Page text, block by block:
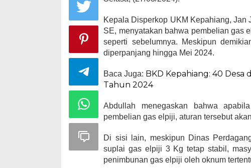
Kepala Disperkop UKM Kepahiang,
SE, menyatakan bahwa pembelian gas
seperti sebelumnya. Meskipun
diperpanjang hingga Mei 2024.
Baca Juga: BKD Kepahiang: 40 Desa
Tahun 2024
Abdullah menegaskan bahwa
pembelian gas elpiji, aturan tersebut
Di sisi lain, meskipun Dinas
suplai gas elpiji 3 Kg tetap stabil,
penimbunan gas elpiji oleh oknum